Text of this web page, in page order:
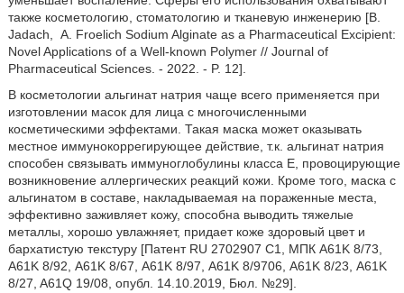
также косметологию, стоматологию и тканевую инженерию [В.
Jadach,
А. Froelich Sodium Alginate as a Pharmaceutical Excipient:
Novel Applications of a Well-known Polymer // Journal of
Pharmaceutical Sciences. - 2022. - P. 12].
В косметологии альгинат натрия чаще всего применяется при
изготовлении масок для лица с многочисленными
косметическими эффектами. Такая маска может оказывать
местное иммунокоррегирующее действие, т.к. альгинат натрия
способен связывать иммуноглобулины класса Е, провоцирующие
возникновение аллергических реакций кожи. Кроме того, маска с
альгинатом в составе, накладываемая на пораженные места,
эффективно заживляет кожу, способна выводить тяжелые
металлы, хорошо увлажняет, придает коже здоровый цвет и
бархатистую текстуру [Патент RU 2702907 С1, МПК А61K 8/73,
А61K 8/92, А61K 8/67, А61K 8/97, А61K 8/9706, А61K 8/23, А61K
8/27, A61Q 19/08, опубл. 14.10.2019, Бюл. №29].